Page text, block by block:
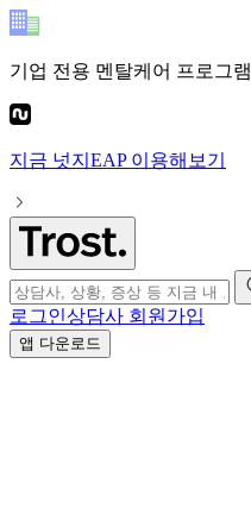
기업 전용 멘탈케어 프로그램
지금 넛지EAP이용해보기
로그인상담사 회원가입
앱 다운로드